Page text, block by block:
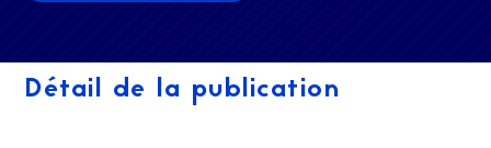
Détail de la publication